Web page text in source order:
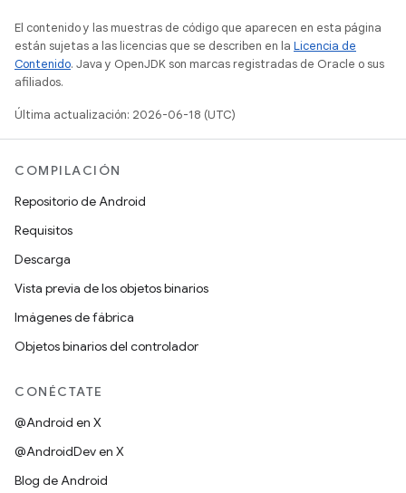
El contenido y las muestras de código que aparecen en esta página
están sujetas a las licencias que se describen en la Licencia de
Contenido. Java y OpenJDK son marcas registradas de Oracle o sus
afiliados.
Última actualización: 2026-06-18 (UTC)
COMPILACIÓN
Repositorio de Android
Requisitos
Descarga
Vista previa de los objetos binarios
Imágenes de fábrica
Objetos binarios del controlador
CONÉCTATE
@Android en X
@AndroidDev en X
Blog de Android